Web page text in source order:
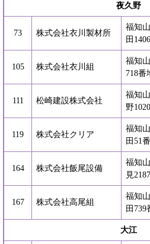
夜久野
73 株式会社衣川製材所
福知
田
105 株式会社衣川組
福知
718番
111 松崎建設株式会社
福知
野
119 株式会社クリア
福知
田51
164 株式会社飯尾設備
福知
見
167 株式会社高尾組
福知
田739
大江